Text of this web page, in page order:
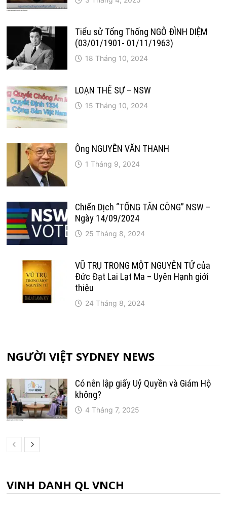
Tiểu sử Tổng Thống NGÔ ĐÌNH DIỆM
(03/01/1901- 01/11/1963)
18 Tháng 10, 2024
LOẠN THẾ SỰ – NSW
15 Tháng 10, 2024
Ông NGUYỄN VĂN THANH
1 Tháng 9, 2024
Chiến Dịch “TỔNG TẤN CÔNG” NSW –
Ngày 14/09/2024
25 Tháng 8, 2024
VŨ TRỤ TRONG MỘT NGUYÊN TỬ của
Đức Đạt Lai Lạt Ma – Uyên Hạnh giới
thiệu
24 Tháng 8, 2024
NGƯỜI VIỆT SYDNEY NEWS
Có nên lập giấy Uỷ Quyền và Giám Hộ
không?
4 Tháng 7, 2025
VINH DANH QL VNCH